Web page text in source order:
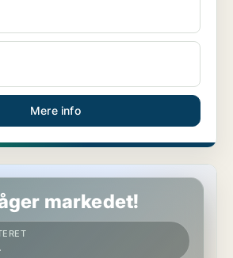
Mere info
markedet!